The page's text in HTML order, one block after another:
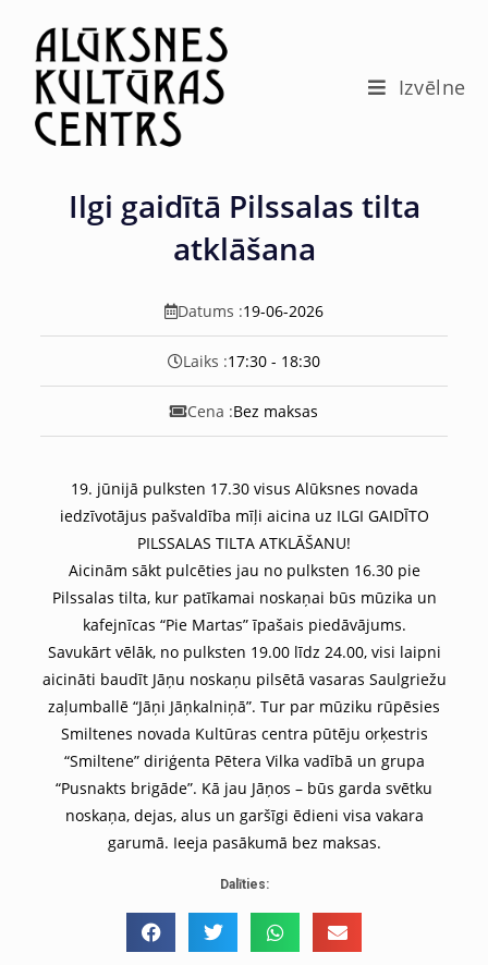
Izvēlne
Ilgi gaidītā Pilssalas tilta
atklāšana
Datums :19-06-2026
Laiks :17:30 - 18:30
Cena :Bez maksas
19. jūnijā pulksten 17.30 visus Alūksnes novada
iedzīvotājus pašvaldība mīļi aicina uz ILGI GAIDĪTO
PILSSALAS TILTA ATKLĀŠANU!
Aicinām sākt pulcēties jau no pulksten 16.30 pie
Pilssalas tilta, kur patīkamai noskaņai būs mūzika un
kafejnīcas “Pie Martas”īpašais piedāvājums.
Savukārt vēlāk, no pulksten 19.00 līdz 24.00, visi laipni
aicināti baudīt Jāņu noskaņu pilsētā vasaras Saulgriežu
zaļumballē “Jāņi Jāņkalniņā”. Tur par mūziku rūpēsies
Smiltenes novada Kultūras centra pūtēju orķestris
“Smiltene” diriģenta Pētera Vilka vadībā un grupa
“Pusnakts brigāde”. Kā jau Jāņos – būs garda svētku
noskaņa, dejas, alus un garšīgi ēdieni visa vakara
garumā. Ieeja pasākumā bez maksas.
Dalīties: